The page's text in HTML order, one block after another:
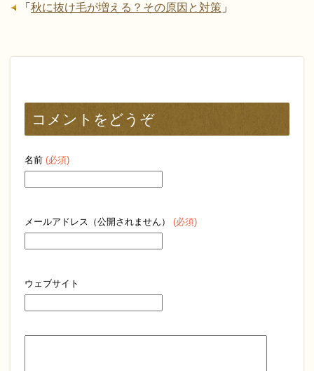
「 秋に抜け毛が増える？その原因と対策 」
コメントをどうぞ
名前 (必須)
メールアドレス（公開されません） (必須)
ウェブサイト